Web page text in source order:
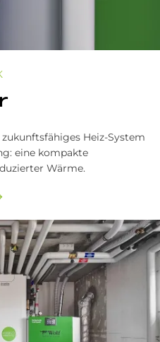
Heiz-System
eine kompakte
Wärme.